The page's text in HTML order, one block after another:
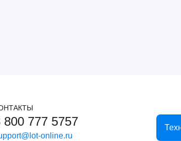
800 777 5757
online.ru